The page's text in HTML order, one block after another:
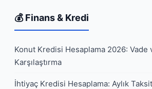
💰 Finans & Kredi
Konut Kredisi Hesaplama 2026: Vade
Karşılaştırma
İhtiyaç Kredisi Hesaplama: Aylık